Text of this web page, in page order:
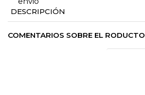
DESCRIPCIÓN
COMENTARIOS SOBRE EL RODUCTO